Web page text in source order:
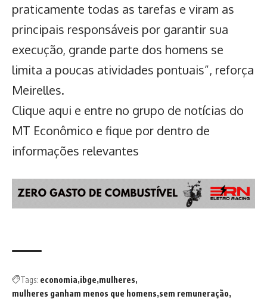
praticamente todas as tarefas e viram as
principais responsáveis por garantir sua
execução, grande parte dos homens se
limita a poucas atividades pontuais”, reforça
Meirelles.
Clique aqui e entre no grupo de notícias do
MT Econômico e fique por dentro de
informações relevantes
Tags: economia ibge mulheres
mulheres ganham menos que homens sem remuneração